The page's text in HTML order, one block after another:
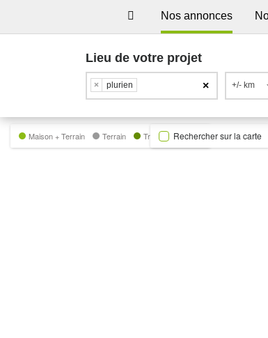
Nos annonces
Lieu de votre projet
×
× plurien +/- km
Maison + Terrain Terrain Trecobat GreenRechercher sur la carte